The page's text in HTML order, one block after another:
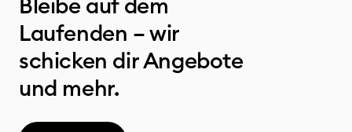
Bleibe auf dem
Laufenden – wir
schicken dir Angebote
und mehr.